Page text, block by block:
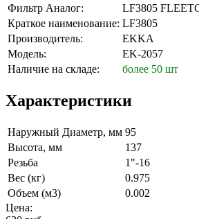
Фильтр Аналог:
LF3805
Краткое наименование: LF3805
Производитель:
EKKA
Модель:
EK-2057
Наличие на складе:
более 50 шт
Характеристики
Наружный Диаметр, мм 95
Высота, мм
137
Резьба
1"-16
Вес (кг)
0.975
Объем (м3)
0.002
Цена: